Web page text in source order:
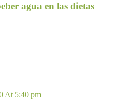
agua en las dietas
At 5:40 pm